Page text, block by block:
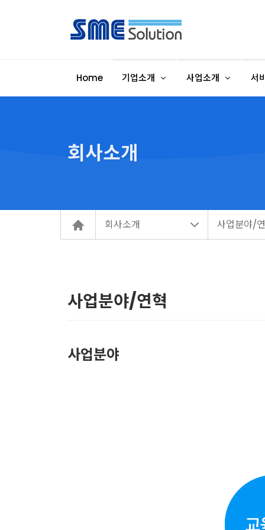
Home 기업소개 사업소개 서
회사소개
회사소개 사업분야/
사업분야/연혁
사업분야